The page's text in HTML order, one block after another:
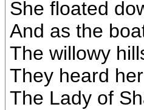
She floated
And as the
The willowy
They heard
The Lady of